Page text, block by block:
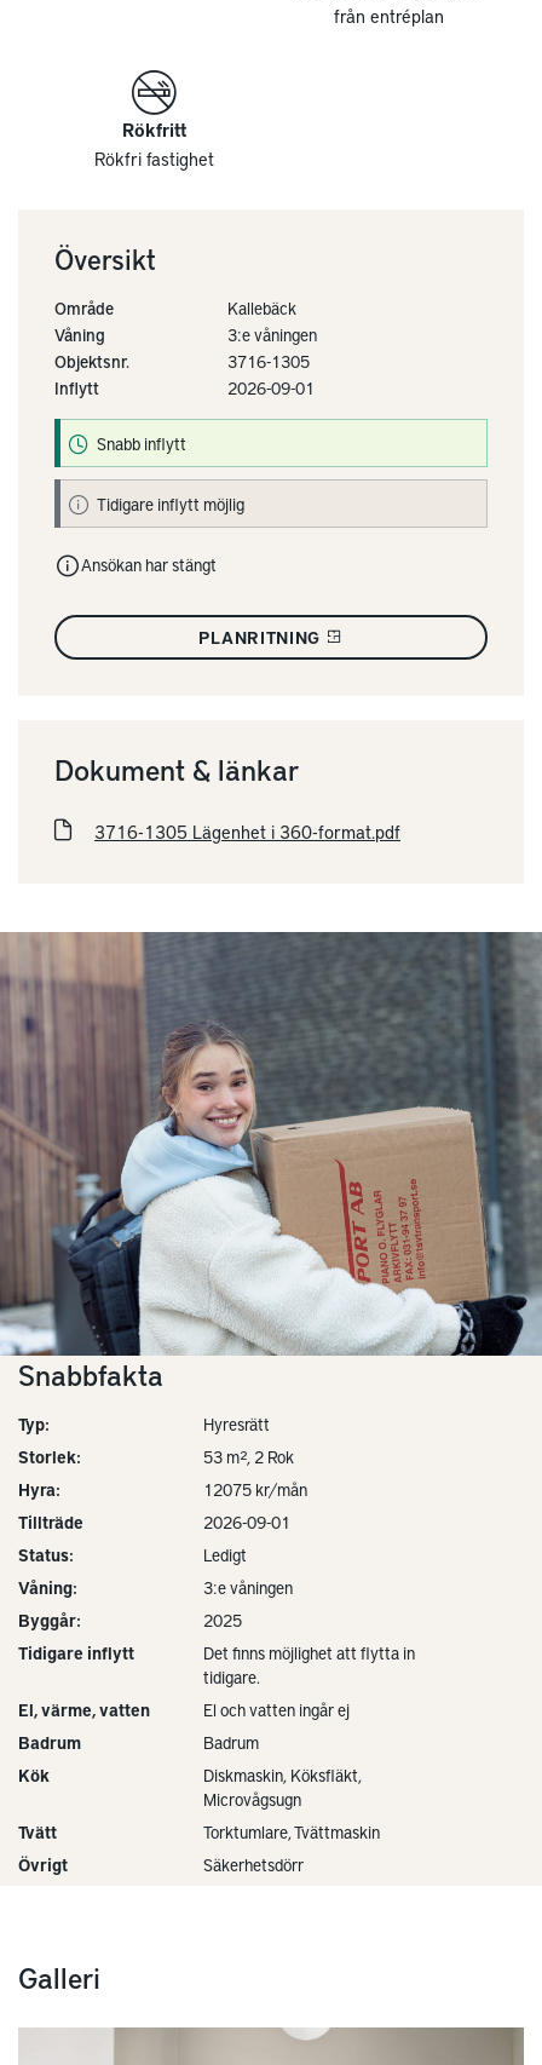
från entréplan
Rökfritt
Rökfri fastighet
Översikt
Område
Kallebäck
Våning
3:e våningen
Objektsnr.
3716-1305
Inflytt
2026-09-01
Snabb inflytt
Tidigare inflytt möjlig
Ansökan har stängt
PLANRITNING
Dokument & länkar
3716-1305 Lägenhet i 360-format.pdf
Snabbfakta
Typ:
Hyresrätt
Storlek:
53 m², 2 Rok
Hyra:
12075 kr/mån
Tillträde
2026-09-01
Status:
Ledigt
Våning:
3:e våningen
Byggår:
2025
Tidigare inflytt
Det finns möjlighet att flytta in
tidigare.
El, värme, vatten
El och vatten ingår ej
Badrum
Badrum
Kök
Diskmaskin, Köksfläkt,
Microvågsugn
Tvätt
Torktumlare, Tvättmaskin
Övrigt
Säkerhetsdörr
Galleri